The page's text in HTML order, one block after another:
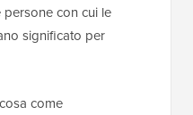
con cui le
significato per
come